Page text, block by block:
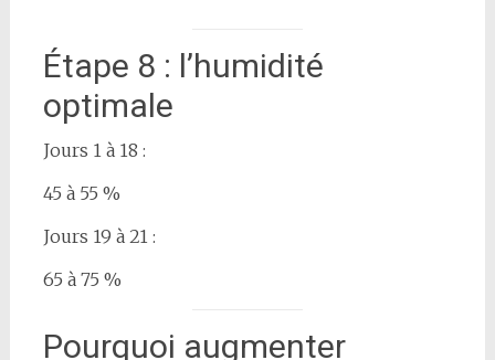
Étape 8 : l’humidité
optimale
Jours 1 à 18 :
45 à 55 %
Jours 19 à 21 :
65 à 75 %
Pourquoi augmenter